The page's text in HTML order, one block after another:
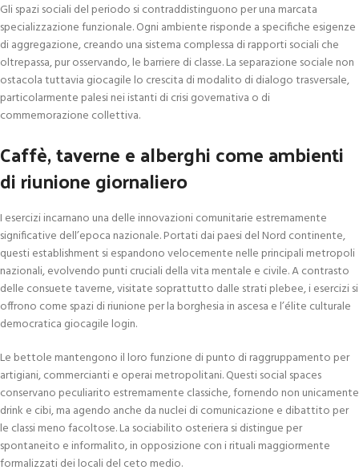
Gli spazi sociali del periodo si contraddistinguono per una marcata
specializzazione funzionale. Ogni ambiente risponde a specifiche esigenze
di aggregazione, creando una sistema complessa di rapporti sociali che
oltrepassa, pur osservando, le barriere di classe. La separazione sociale non
ostacola tuttavia giocagile lo crescita di modalito di dialogo trasversale,
particolarmente palesi nei istanti di crisi governativa o di
commemorazione collettiva.
Caffè, taverne e alberghi come ambienti
di riunione giornaliero
I esercizi incarnano una delle innovazioni comunitarie estremamente
significative dell’epoca nazionale. Portati dai paesi del Nord continente,
questi establishment si espandono velocemente nelle principali metropoli
nazionali, evolvendo punti cruciali della vita mentale e civile. A contrasto
delle consuete taverne, visitate soprattutto dalle strati plebee, i esercizi si
offrono come spazi di riunione per la borghesia in ascesa e l’élite culturale
democratica giocagile login.
Le bettole mantengono il loro funzione di punto di raggruppamento per
artigiani, commercianti e operai metropolitani. Questi social spaces
conservano peculiarito estremamente classiche, fornendo non unicamente
drink e cibi, ma agendo anche da nuclei di comunicazione e dibattito per
le classi meno facoltose. La sociabilito osteriera si distingue per
spontaneito e informalito, in opposizione con i rituali maggiormente
formalizzati dei locali del ceto medio.